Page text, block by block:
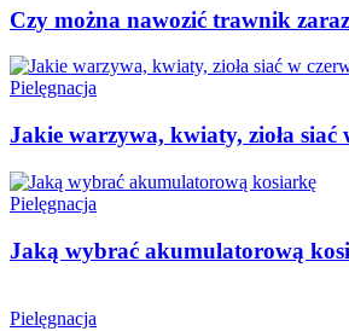
Czy można nawozić trawnik
Pielęgnacja
Jakie warzywa, kwiaty, zioła siać
Pielęgnacja
Jaką wybrać akumulatorową
Pielęgnacja